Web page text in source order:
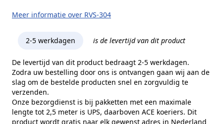
Meer informatie over RVS-304
2-5 werkdagen is de levertijd van dit product
De levertijd van dit product bedraagt 2-5 werkdagen.
Zodra uw bestelling door ons is ontvangen gaan wij aan de
slag om de bestelde producten snel en zorgvuldig te
verzenden.
Onze bezorgdienst is bij pakketten met een maximale
lengte tot 2,5 meter is UPS, daarboven ACE koeriers. Dit
product wordt gratis naar elk gewenst adres in Nederland